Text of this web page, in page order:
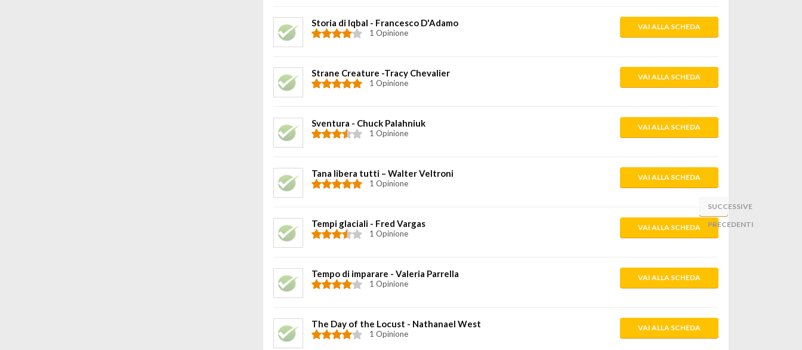
Storia di Iqbal - Francesco D'Adamo
1 Opinione
VAI ALLA SCHEDA
Strane Creature -Tracy Chevalier
1 Opinione
VAI ALLA SCHEDA
Sventura - Chuck Palahniuk
1 Opinione
VAI ALLA SCHEDA
Tana libera tutti – Walter Veltroni
1 Opinione
VAI ALLA SCHEDA
Tempi glaciali - Fred Vargas
1 Opinione
VAI ALLA SCHEDA
Tempo di imparare - Valeria Parrella
1 Opinione
VAI ALLA SCHEDA
The Day of the Locust - Nathanael West
1 Opinione
VAI ALLA SCHEDA
«
PRECEDENTI
SUCCESSIVE
»